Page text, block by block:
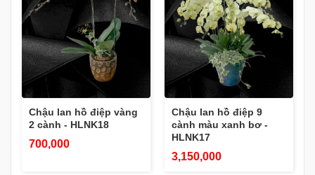
Chậu lan hồ điệp vàng
2 cành - HLNK18
700,000
Chậu lan hồ điệp 9
cành màu xanh bơ -
HLNK17
3,150,000